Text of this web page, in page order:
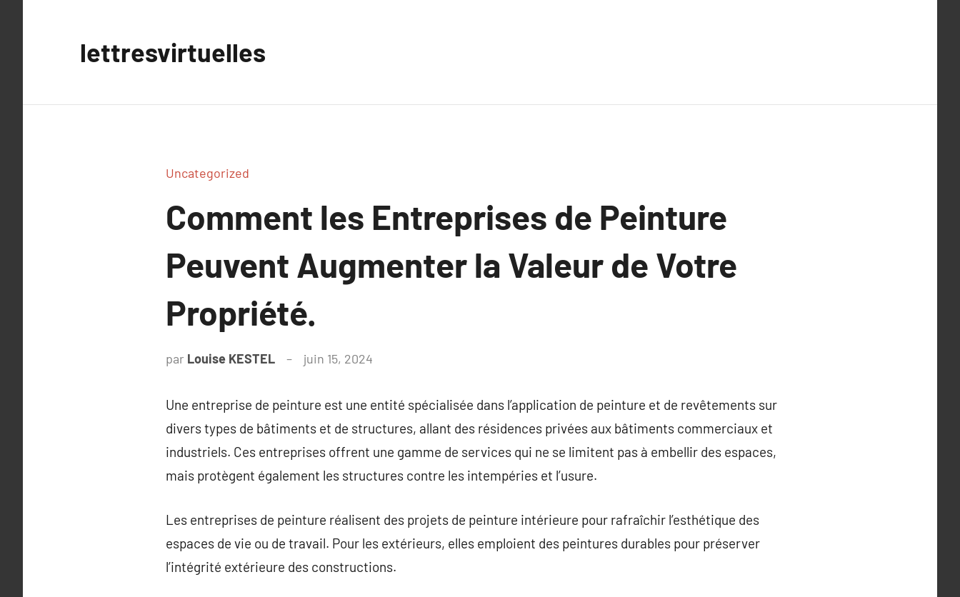
lettresvirtuelles
Uncategorized
Comment les Entreprises de Peinture
Peuvent Augmenter la Valeur de Votre
Propriété.
par Louise KESTEL juin 15, 2024
Une entreprise de peinture est une entité spécialisée dans l’application de peinture et de revêtements sur
divers types de bâtiments et de structures, allant des résidences privées aux bâtiments commerciaux et
industriels. Ces entreprises offrent une gamme de services qui ne se limitent pas à embellir des espaces,
mais protègent également les structures contre les intempéries et l’usure.
Les entreprises de peinture réalisent des projets de peinture intérieure pour rafraîchir l’esthétique des
espaces de vie ou de travail. Pour les extérieurs, elles emploient des peintures durables pour préserver
l’intégrité extérieure des constructions.